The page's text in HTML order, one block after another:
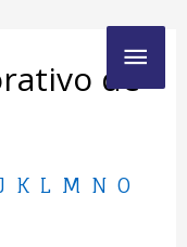
de
K L M N O